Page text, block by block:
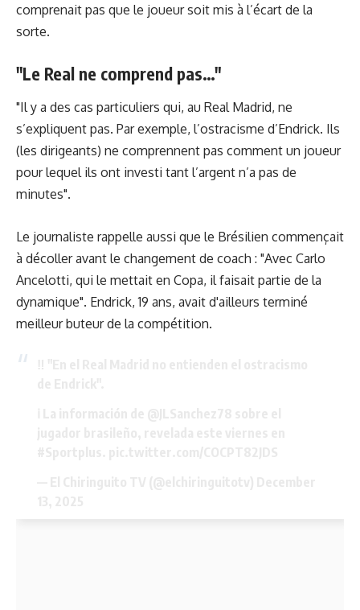
comprenait pas que le joueur soit mis à l’écart de la
sorte.
"Le Real ne comprend pas…"
"Il y a des cas particuliers qui, au Real Madrid, ne
s’expliquent pas. Par exemple, l’ostracisme d’Endrick. Ils
(les dirigeants) ne comprennent pas comment un joueur
pour lequel ils ont investi tant l’argent n’a pas de
minutes".
Le journaliste rappelle aussi que le Brésilien commençait
à décoller avant le changement de coach : "Avec Carlo
Ancelotti, qui le mettait en Copa, il faisait partie de la
dynamique". Endrick, 19 ans, avait d'ailleurs terminé
meilleur buteur de la compétition.